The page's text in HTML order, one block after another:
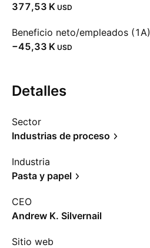
‪377,53 K‬ USD
Beneficio neto/empleados (1A)
‪−45,33 K‬ USD
Detalles
Sector
Industrias de proceso
Industria
Pasta y papel
CEO
Andrew K. Silvernail
Sitio web